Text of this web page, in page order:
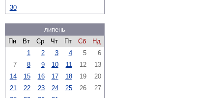
30
липень
Пн
Вт Ср Чт Пт Сб
Нд
1
2 3 4 5
6
7
8 9 10 11 12
13
14
15 16 17 18 19
20
21
22 23 24 25 26
27